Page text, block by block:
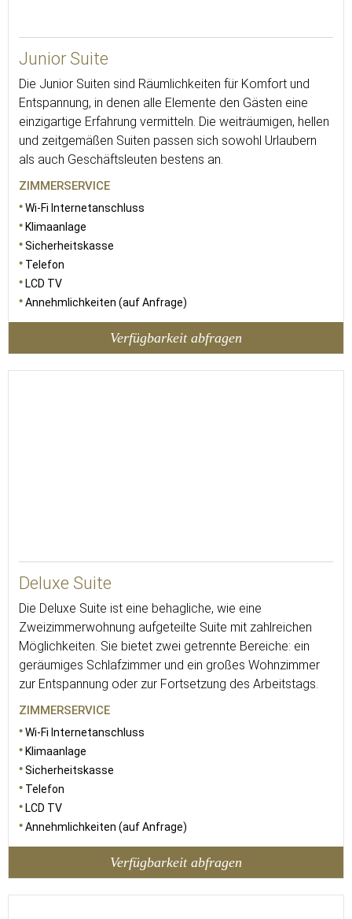
Junior Suite
Die Junior Suiten sind Räumlichkeiten für Komfort und
Entspannung, in denen alle Elemente den Gästen eine
einzigartige Erfahrung vermitteln. Die weiträumigen, hellen
und zeitgemäßen Suiten passen sich sowohl Urlaubern
als auch Geschäftsleuten bestens an.
ZIMMERSERVICE
Wi-Fi Internetanschluss
Klimaanlage
Sicherheitskasse
Telefon
LCD TV
Annehmlichkeiten (auf Anfrage)
Verfügbarkeit abfragen
Deluxe Suite
Die Deluxe Suite ist eine behagliche, wie eine
Zweizimmerwohnung aufgeteilte Suite mit zahlreichen
Möglichkeiten. Sie bietet zwei getrennte Bereiche: ein
geräumiges Schlafzimmer und ein großes Wohnzimmer
zur Entspannung oder zur Fortsetzung des Arbeitstags.
ZIMMERSERVICE
Wi-Fi Internetanschluss
Klimaanlage
Sicherheitskasse
Telefon
LCD TV
Annehmlichkeiten (auf Anfrage)
Verfügbarkeit abfragen